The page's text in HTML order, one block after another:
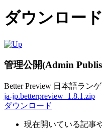
ダウンロード
管理公開(Admin
Better Preview 日本語ラン
ja-jp.betterpreview_1.8.1.zip
ダウンロード
現在開いている記事